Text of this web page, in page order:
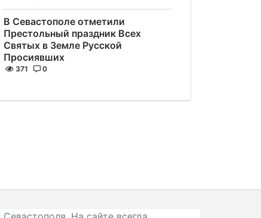
В Севастополе отметили
Престольный праздник Всех
Святых в Земле Русской
Просиявших
371 0